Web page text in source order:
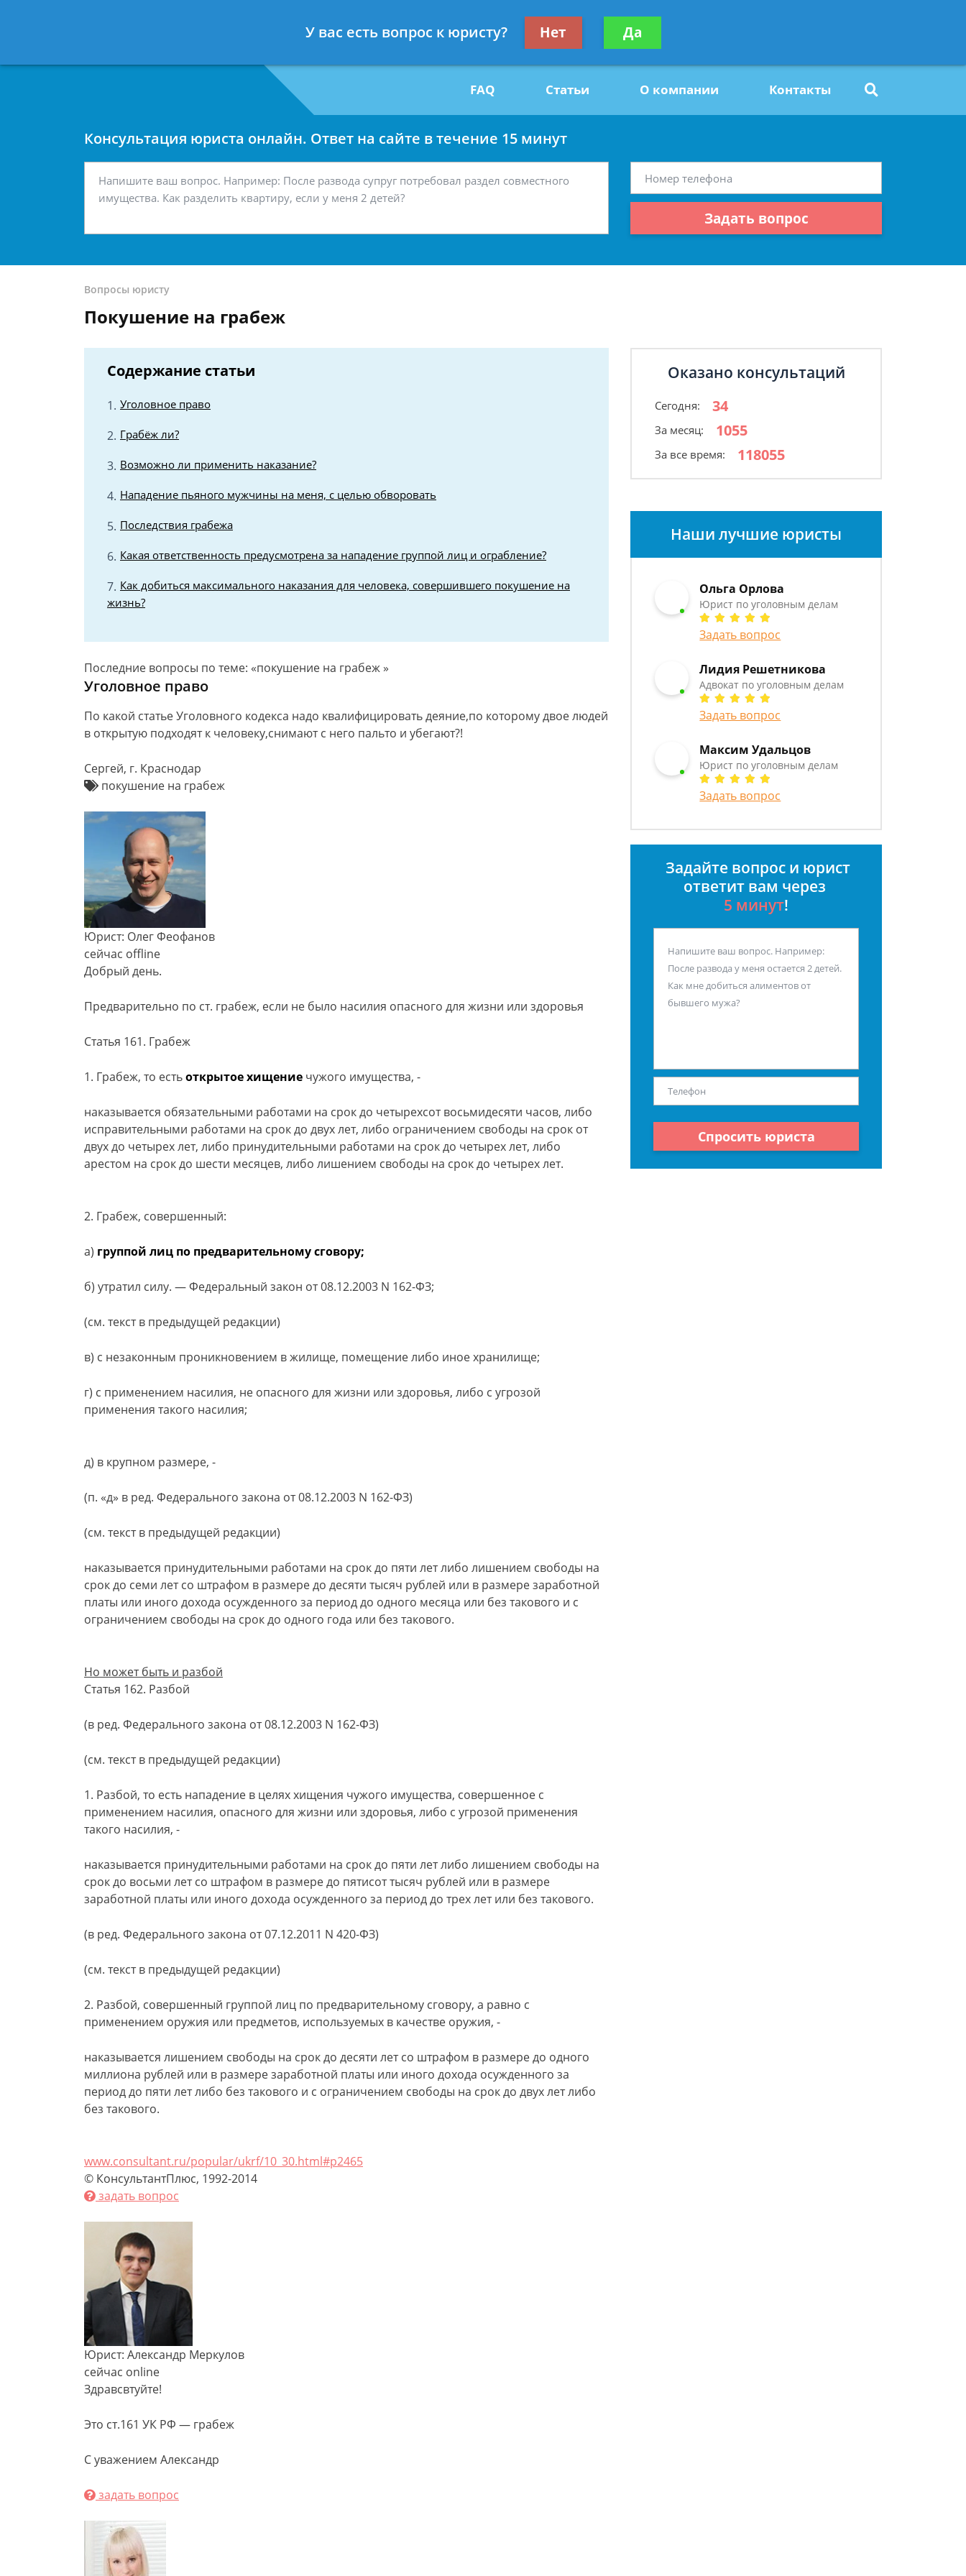
7 812 467-34-29
Получите консультацию
бесплатно
FAQ Статьи О компании Контакты
Консультация юриста онлайн. Ответ на сайте в течение 15 минут
Задать вопрос
Вопросы юристу
Покушение на грабеж
Содержание статьи
Уголовное право
Грабёж ли?
Возможно ли применить наказание?
Нападение пьяного мужчины на меня, с целью обворовать
Последствия грабежа
Какая ответственность предусмотрена за нападение группой лиц и ограбление?
Как добиться максимального наказания для человека, совершившего покушение на
жизнь?
Последние вопросы по теме: «покушение на грабеж »
Уголовное право
По какой статье Уголовного кодекса надо квалифицировать деяние,по которому двое людей
в открытую подходят к человеку,снимают с него пальто и убегают?!
Cергей, г. Краснодар
покушение на грабеж
Юрист: Олег Феофанов
сейчас offline
Добрый день.
Предварительно по ст. грабеж, если не было насилия опасного для жизни или здоровья
Статья 161. Грабеж
1. Грабеж, то естьоткрытое хищение чужого имущества, -
наказывается обязательными работами на срок до четырехсот восьмидесяти часов, либо
исправительными работами на срок до двух лет, либо ограничением свободы на срок от
двух до четырех лет, либо принудительными работами на срок до четырех лет, либо
арестом на срок до шести месяцев, либо лишением свободы на срок до четырех лет.
2. Грабеж, совершенный:
а) группой лиц по предварительному сговору;
б) утратил силу. — Федеральный закон от 08.12.2003 N 162-ФЗ;
(см. текст в предыдущей редакции)
в) с незаконным проникновением в жилище, помещение либо иное хранилище;
г) с применением насилия, не опасного для жизни или здоровья, либо с угрозой
применения такого насилия;
д) в крупном размере, -
(п. «д» в ред. Федерального закона от 08.12.2003 N 162-ФЗ)
(см. текст в предыдущей редакции)
наказывается принудительными работами на срок до пяти лет либо лишением свободы на
срок до семи лет со штрафом в размере до десяти тысяч рублей или в размере заработной
платы или иного дохода осужденного за период до одного месяца или без такового и с
ограничением свободы на срок до одного года или без такового.
Но может быть и разбой
Статья 162. Разбой
(в ред. Федерального закона от 08.12.2003 N 162-ФЗ)
(см. текст в предыдущей редакции)
1. Разбой, то есть нападение в целях хищения чужого имущества, совершенное с
применением насилия, опасного для жизни или здоровья, либо с угрозой применения
такого насилия, -
наказывается принудительными работами на срок до пяти лет либо лишением свободы на
срок до восьми лет со штрафом в размере до пятисот тысяч рублей или в размере
заработной платы или иного дохода осужденного за период до трех лет или без такового.
(в ред. Федерального закона от 07.12.2011 N 420-ФЗ)
(см. текст в предыдущей редакции)
2. Разбой, совершенный группой лиц по предварительному сговору, а равно с
применением оружия или предметов, используемых в качестве оружия, -
наказывается лишением свободы на срок до десяти лет со штрафом в размере до одного
миллиона рублей или в размере заработной платы или иного дохода осужденного за
период до пяти лет либо без такового и с ограничением свободы на срок до двух лет либо
без такового.
www.consultant.ru/popular/ukrf/10_30.html#p2465
© КонсультантПлюс, 1992-2014
задать вопрос
Юрист: Александр Меркулов
сейчас online
Здравсвтуйте!
Это ст.161 УК РФ — грабеж
С уважением Александр
задать вопрос
Оказано консультаций
Сегодня: 34
За месяц: 1055
За все время: 118055
Наши лучшие юристы
Ольга Орлова
Юрист по уголовным делам
Задать вопрос
Лидия Решетникова
Адвокат по уголовным делам
Задать вопрос
Максим Удальцов
Юрист по уголовным делам
Задать вопрос
Задайте вопрос и юрист
ответит вам через
5 минут!
Спросить юриста
У вас есть вопрос к юристу? Нет Да